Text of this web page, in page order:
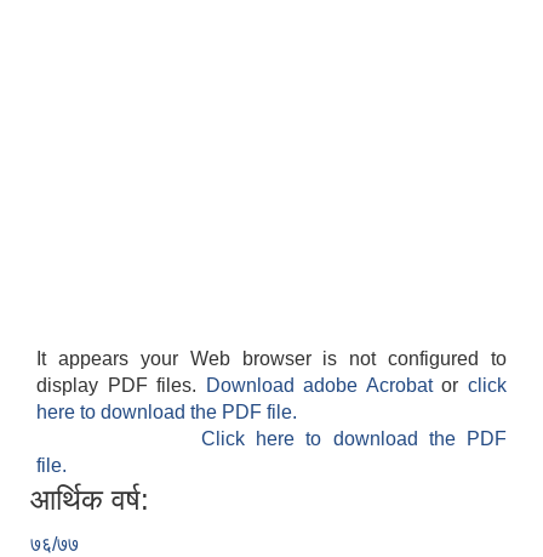
It appears your Web browser is not configured to
display PDF files.
Download adobe Acrobatorclick
here to download the PDF file.
Click here to download the PDF
file.
आर्थिक वर्ष:
७६/७७